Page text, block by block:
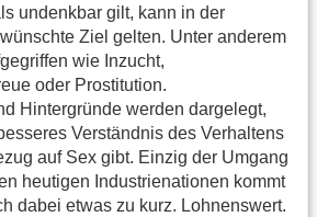
undenkbar gilt, kann in der
Ziel gelten. Unter anderem
wie Inzucht,
oder Prostitution.
Hintergründe werden dargelegt,
Verständnis des Verhaltens
auf Sex gibt. Einzig der Umgang
heutigen Industrienationen kommt
dabei etwas zu kurz. Lohnenswert.